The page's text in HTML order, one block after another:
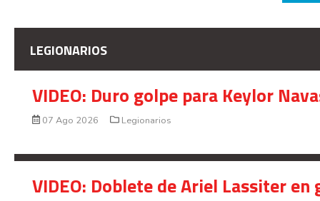
LEGIONARIOS
VIDEO: Duro golpe para Keylor
07 Ago 2026 Legionarios
VIDEO: Doblete de Ariel Lassiter